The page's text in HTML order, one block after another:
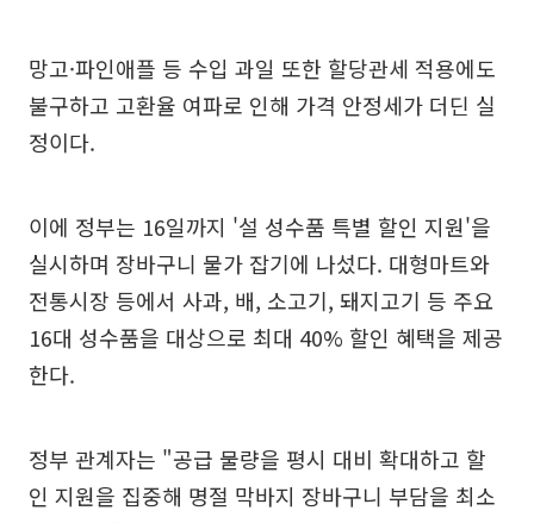
망고·파인애플 등 수입 과일 또한 할당관세 적용에도
불구하고 고환율 여파로 인해 가격 안정세가 더딘 실
정이다.
이에 정부는 16일까지 '설 성수품 특별 할인 지원'을
실시하며 장바구니 물가 잡기에 나섰다. 대형마트와
전통시장 등에서 사과, 배, 소고기, 돼지고기 등 주요
16대 성수품을 대상으로 최대 40% 할인 혜택을 제공
한다.
정부 관계자는 "공급 물량을 평시 대비 확대하고 할
인 지원을 집중해 명절 막바지 장바구니 부담을 최소